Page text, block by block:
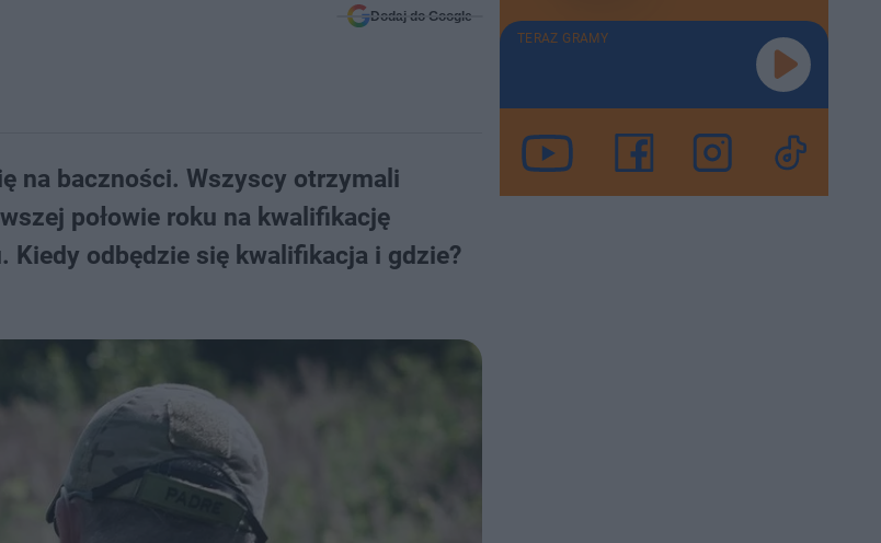
Dodaj do Google
na baczności. Wszyscy otrzymali
połowie roku na kwalifikację
Kiedy odbędzie się kwalifikacja i gdzie?
TERAZ GRAMY